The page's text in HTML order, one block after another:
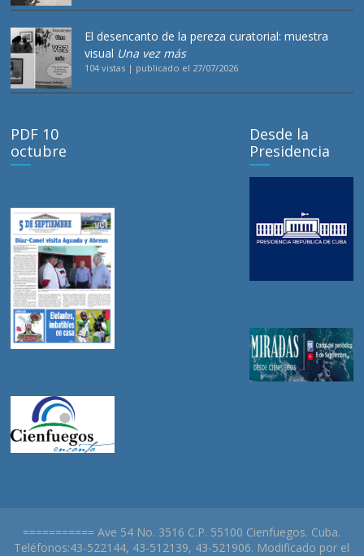
El desencanto de la pereza curatorial: muestra
visual Una vez más
104 vistas | publicado el 27/07/2026
PDF 10
octubre
Desde la
Presidencia
=========== Ave 54 No. 3516 C.P. 55100 Cienfuegos. Cuba.
Teléfonos:43-522144, 43-512139, 43-521906. Modificado por el